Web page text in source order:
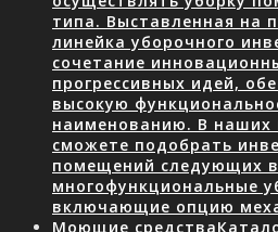
типа. Выставленная на
линейка уборочного
сочетание
прогрессивных идей,
высокую
наименованию. В наших
сможете подобрать
помещений следующих
многофункциональные
включающие опцию
Моющие средства